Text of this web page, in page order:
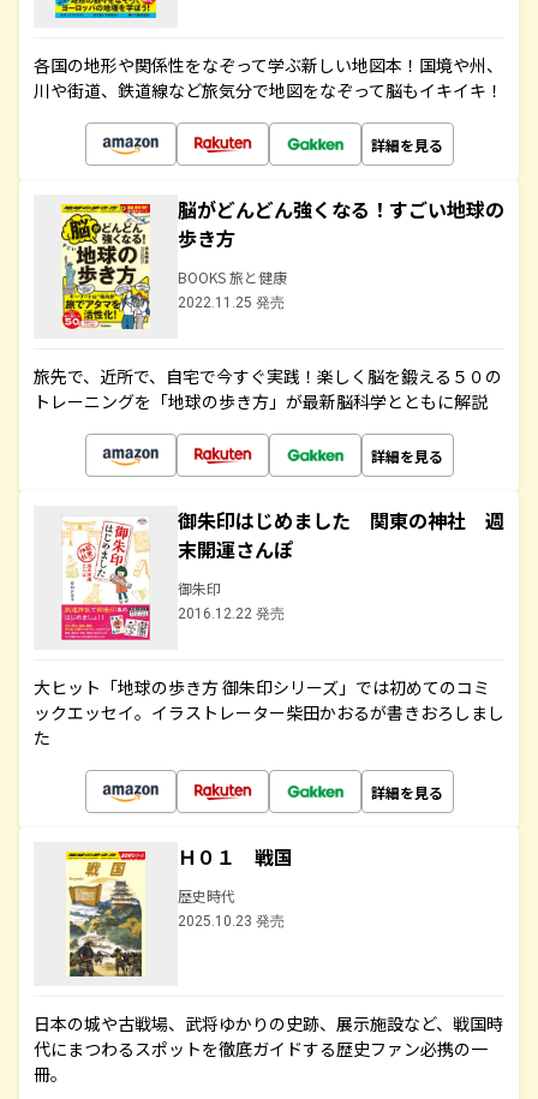
各国の地形や関係性をなぞって学ぶ新しい地図本！国境や州、
川や街道、鉄道線など旅気分で地図をなぞって脳もイキイキ！
詳細を見る
脳がどんどん強くなる！すごい地球の
歩き方
BOOKS 旅と健康
2022.11.25 発売
旅先で、近所で、自宅で今すぐ実践！楽しく脳を鍛える５０の
トレーニングを「地球の歩き方」が最新脳科学とともに解説
詳細を見る
御朱印はじめました 関東の神社 週
末開運さんぽ
御朱印
2016.12.22 発売
大ヒット「地球の歩き方 御朱印シリーズ」では初めてのコミ
ックエッセイ。イラストレーター柴田かおるが書きおろしまし
た
詳細を見る
Ｈ０１ 戦国
歴史時代
2025.10.23 発売
日本の城や古戦場、武将ゆかりの史跡、展示施設など、戦国時
代にまつわるスポットを徹底ガイドする歴史ファン必携の一
冊。